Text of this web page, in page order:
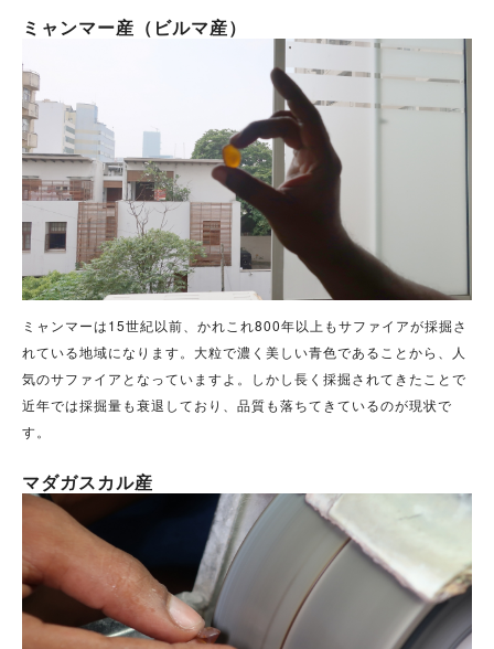
ミャンマー産（ビルマ産）
ミャンマーは15世紀以前、かれこれ800年以上もサファイアが採掘さ
れている地域になります。 大粒で濃く美しい青色であることから、人
気のサファイアとなっていますよ。
しかし長く採掘されてきたことで
近年では採掘量も衰退しており、品質も落ちてきているのが現状で
す。
マダガスカル産